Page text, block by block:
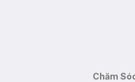
Chăm